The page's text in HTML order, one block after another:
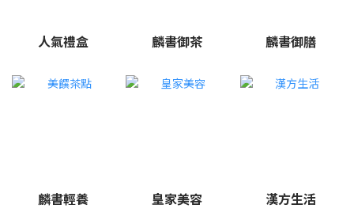
人氣禮盒 麟書御茶 麟書御膳
麟書輕養 皇家美容 漢方生活